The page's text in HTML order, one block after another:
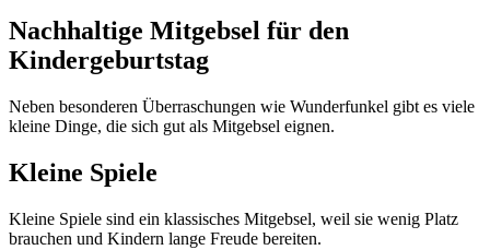
Nachhaltige Mitgebsel für den
Kindergeburtstag
Neben besonderen Überraschungen wie Wunderfunkel gibt es viele
kleine Dinge, die sich gut als Mitgebsel eignen.
Kleine Spiele
Kleine Spiele sind ein klassisches Mitgebsel, weil sie wenig Platz
brauchen und Kindern lange Freude bereiten.